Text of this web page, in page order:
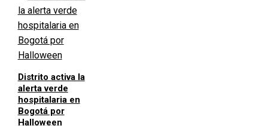
Distrito activa la
alerta verde
hospitalaria en
Bogotá por
Halloween